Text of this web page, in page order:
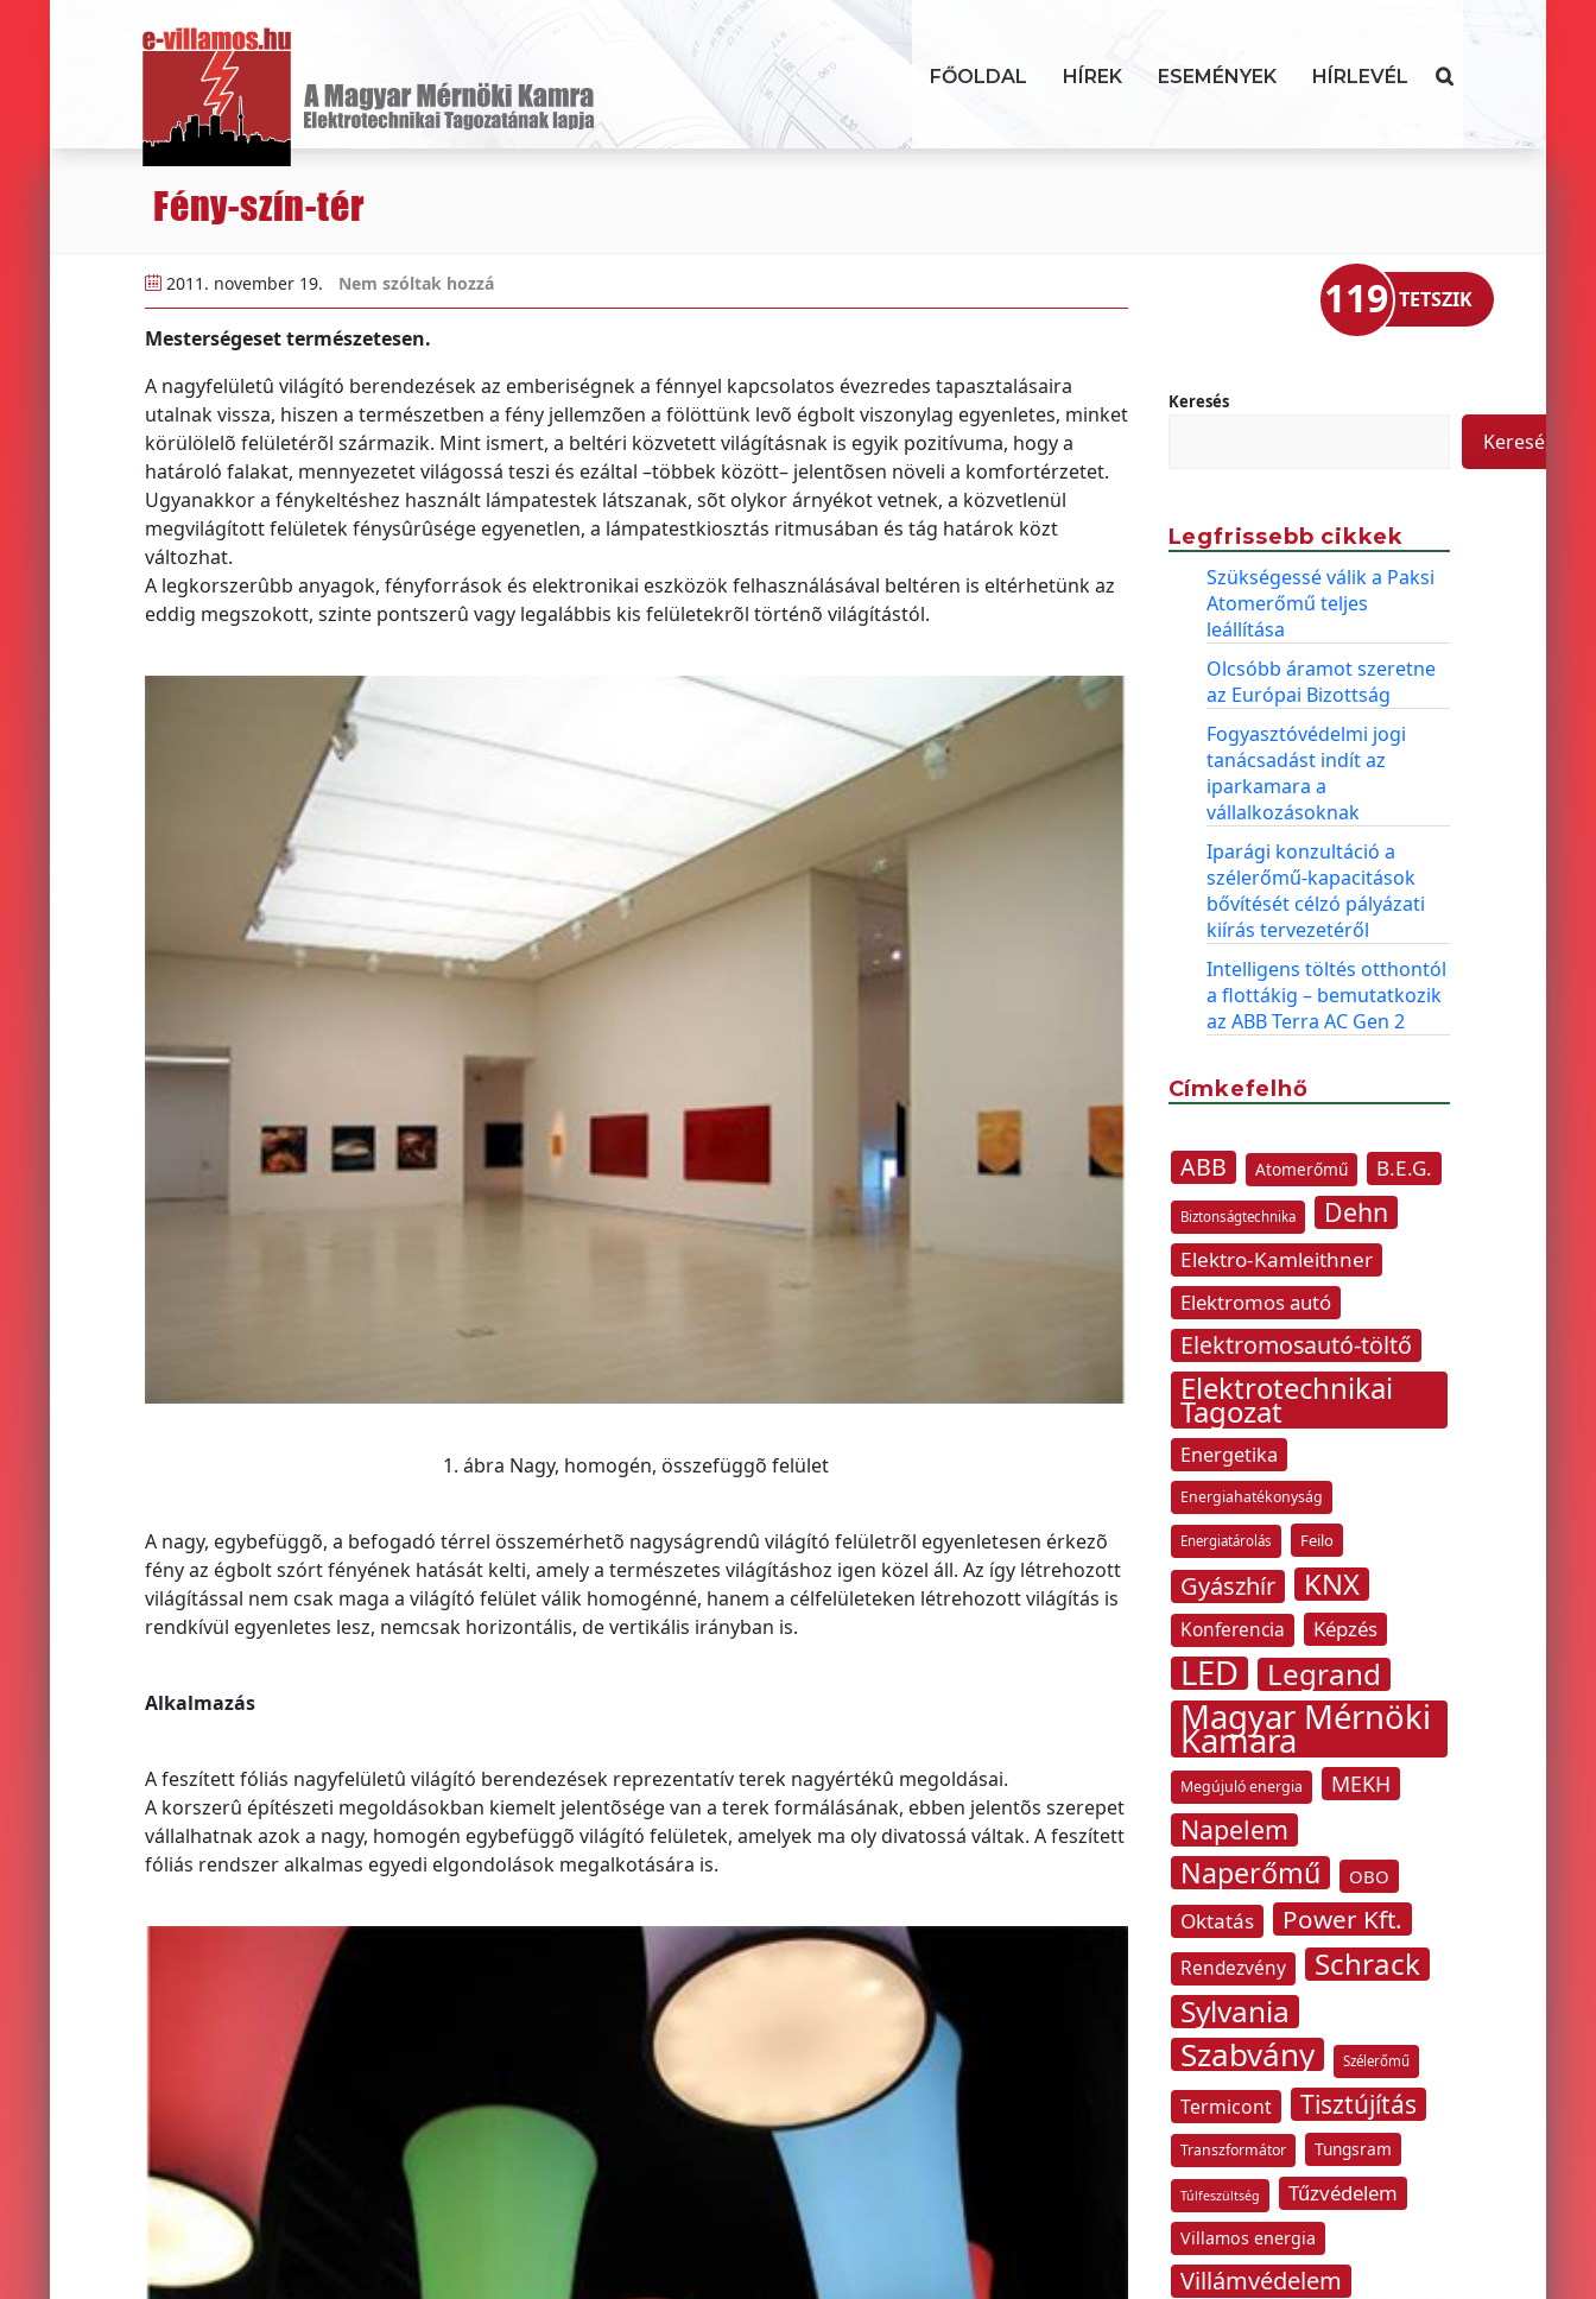
FŐOLDAL HÍREK ESEMÉNYEK HÍRLEVÉL
Fény-szín-tér
2011. november 19. Nem szóltak hozzá
Mesterségeset természetesen.
A nagyfelületû világító berendezések az emberiségnek a fénnyel kapcsolatos évezredes tapasztalásaira
utalnak vissza, hiszen a természetben a fény jellemzõen a fölöttünk levõ égbolt viszonylag egyenletes, minket
körülölelõ felületérõl származik. Mint ismert, a beltéri közvetett világításnak is egyik pozitívuma, hogy a
határoló falakat, mennyezetet világossá teszi és ezáltal –többek között– jelentõsen növeli a komfortérzetet.
Ugyanakkor a fénykeltéshez használt lámpatestek látszanak, sõt olykor árnyékot vetnek, a közvetlenül
megvilágított felületek fénysûrûsége egyenetlen, a lámpatestkiosztás ritmusában és tág határok közt
változhat.
A legkorszerûbb anyagok, fényforrások és elektronikai eszközök felhasználásával beltéren is eltérhetünk az
eddig megszokott, szinte pontszerû vagy legalábbis kis felületekrõl történõ világítástól.
1. ábra Nagy, homogén, összefüggõ felület
A nagy, egybefüggõ, a befogadó térrel összemérhetõ nagyságrendû világító felületrõl egyenletesen érkezõ
fény az égbolt szórt fényének hatását kelti, amely a természetes világításhoz igen közel áll. Az így létrehozott
világítással nem csak maga a világító felület válik homogénné, hanem a célfelületeken létrehozott világítás is
rendkívül egyenletes lesz, nemcsak horizontális, de vertikális irányban is.
Alkalmazás
A feszített fóliás nagyfelületû világító berendezések reprezentatív terek nagyértékû megoldásai.
A korszerû építészeti megoldásokban kiemelt jelentõsége van a terek formálásának, ebben jelentõs szerepet
vállalhatnak azok a nagy, homogén egybefüggõ világító felületek, amelyek ma oly divatossá váltak. A feszített
fóliás rendszer alkalmas egyedi elgondolások megalkotására is.
119 TETSZIK
Keresés
Keresés
Legfrissebb cikkek
Szükségessé válik a Paksi
Atomerőmű teljes
leállítása
Olcsóbb áramot szeretne
az Európai Bizottság
Fogyasztóvédelmi jogi
tanácsadást indít az
iparkamara a
vállalkozásoknak
Iparági konzultáció a
szélerőmű-kapacitások
bővítését célzó pályázati
kiírás tervezetéről
Intelligens töltés otthontól
a flottákig – bemutatkozik
az ABB Terra AC Gen 2
Címkefelhő
ABB Atomerőmű B.E.G.
Biztonságtechnika Dehn
Elektro-Kamleithner
Elektromos autó
Elektromosautó-töltő
Elektrotechnikai
Tagozat
Energetika
Energiahatékonyság
Energiatárolás Feilo
Gyászhír KNX
Konferencia Képzés
LED Legrand
Magyar Mérnöki
Kamara
Megújuló energia MEKH
Napelem
Naperőmű OBO
Oktatás Power Kft.
Rendezvény
Schrack
Sylvania
Szabvány Szélerőmű
Termicont Tisztújítás
Transzformátor Tungsram
Túlfeszültség Tűzvédelem
Villamos energia
Villámvédelem